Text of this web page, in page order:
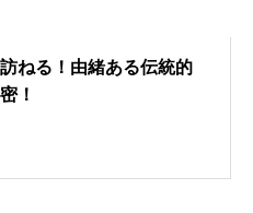
ねる！由緒ある伝統的
！